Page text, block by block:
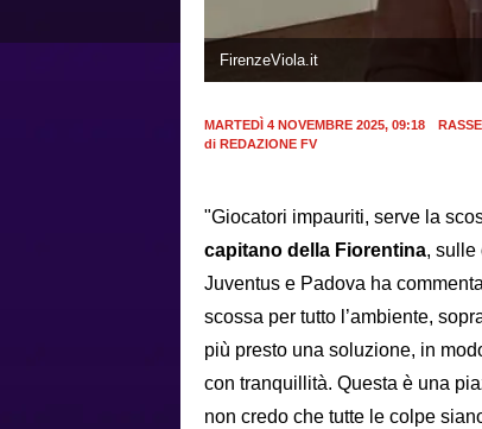
FirenzeViola.it
MARTEDÌ 4 NOVEMBRE 2025, 09:18
di REDAZIONE FV
"Giocatori impauriti, serve la
capitano della Fiorentina, sulle
Juventus e Padova ha
scossa per tutto l’ambiente,
più presto una soluzione, in
con tranquillità. Questa è una
non credo che tutte le colpe